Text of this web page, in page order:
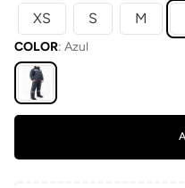
COLOR: Azul
XS S M